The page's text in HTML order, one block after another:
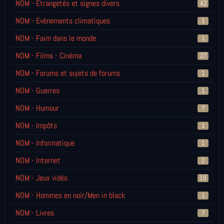
NOM - Etrangetés et signes divers 42
NOM - Evènements climatiques 1
NOM - Faim dans le monde 1
NOM - Films - Cinéma 27
NOM - Forums et sujets de forums 1
NOM - Guerres 1
NOM - Humour 7
NOM - Impôts 1
NOM - Informatique 1
NOM - Internet 2
NOM - Jeux vidéo 15
NOM - Hommes en noir/Men in black 1
NOM - Livres 7